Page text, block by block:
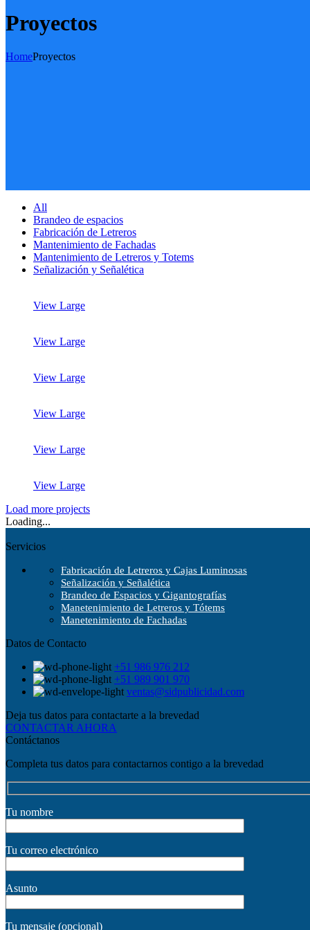
Proyectos
HomeProyectos
All
Brandeo de espacios
Fabricación de Letreros
Mantenimiento de Fachadas
Mantenimiento de Letreros y Totems
Señalización y Señalética
View Large
View Large
View Large
View Large
View Large
View Large
Load more projects
Loading...
Servicios
Fabricación de Letreros y Cajas Luminosas
Señalización y Señalética
Brandeo de Espacios y Gigantografías
Manetenimiento de Letreros y Tótems
Manetenimiento de Fachadas
Datos de Contacto
+51 986 976 212
+51 989 901 970
ventas@sidpublicidad.com
Deja tus datos para contactarte a la brevedad
CONTACTAR AHORA
Contáctanos
Completa tus datos para contactarnos contigo a la brevedad
Tu nombre
Tu correo electrónico
Asunto
Tu mensaje (opcional)